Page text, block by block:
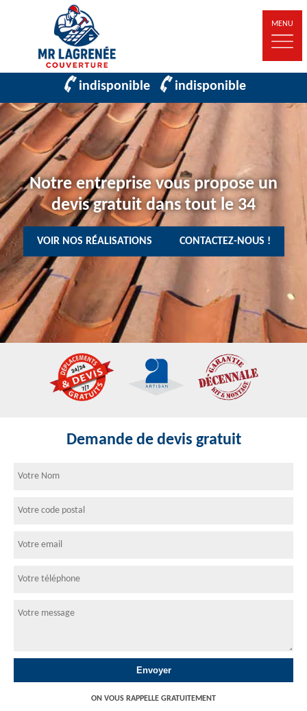
MENU
indisponible indisponible
Notre entreprise vous propose un
devis gratuit dans tout le 34
VOIR NOS RÉALISATIONS CONTACTEZ-NOUS !
Demande de devis gratuit
ON VOUS RAPPELLE GRATUITEMENT